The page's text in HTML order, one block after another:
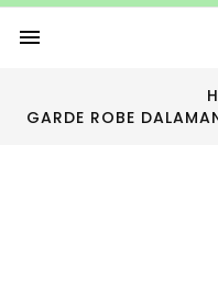

GARDE ROBE